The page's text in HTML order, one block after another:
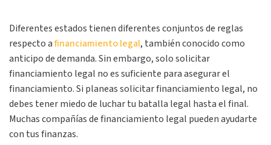
Diferentes estados tienen diferentes conjuntos de reglas
respecto afinanciamiento legal, también conocido como
anticipo de demanda. Sin embargo, solo solicitar
financiamiento legal no es suficiente para asegurar el
financiamiento. Si planeas solicitar financiamiento legal, no
debes tener miedo de luchar tu batalla legal hasta el final.
Muchas compañías de financiamiento legal pueden ayudarte
con tus finanzas.